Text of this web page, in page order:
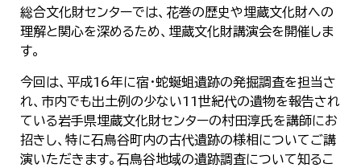
総合文化財センターでは、花巻の歴史や埋蔵文化財への
理解と関心を深めるため、埋蔵文化財講演会を開催しま
す。
今回は、平成16年に宿・蛇蜒蛆遺跡の発掘調査を担当さ
れ、市内でも出土例の少ない11世紀代の遺物を報告され
ている岩手県埋蔵文化財センターの村田淳氏を講師にお
招きし、特に石鳥谷町内の古代遺跡の様相についてご講
演いただきます。石鳥谷地域の遺跡調査について知るこ